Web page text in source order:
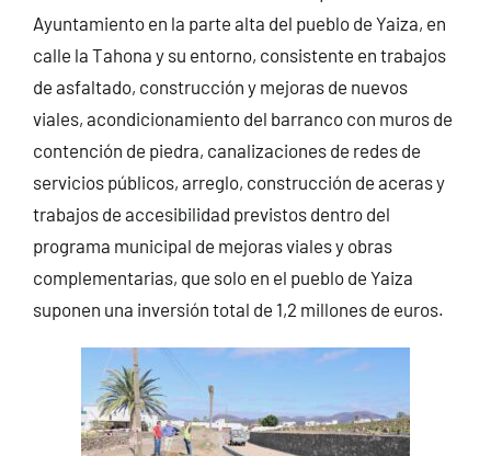
Ayuntamiento en la parte alta del pueblo de Yaiza, en
calle la Tahona y su entorno, consistente en trabajos
de asfaltado, construcción y mejoras de nuevos
viales, acondicionamiento del barranco con muros de
contención de piedra, canalizaciones de redes de
servicios públicos, arreglo, construcción de aceras y
trabajos de accesibilidad previstos dentro del
programa municipal de mejoras viales y obras
complementarias, que solo en el pueblo de Yaiza
suponen una inversión total de 1,2 millones de euros.